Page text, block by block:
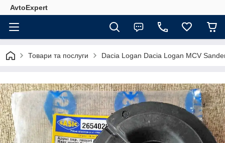
AvtoExpert
Товари та послуги Dacia Logan Dacia Logan MCV